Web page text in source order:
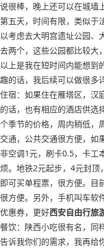
说很棒，晚上还可以在城墙
第五天，时间有限，类似于
以考虑去大明宫遗址公园、
去两个，这些公园都比较大
以上是我在短时间内能想到
趣的话，我后续可以做很多
住宿：如果住在雁塔区，汉
的话，也有相应的酒店供选
个季节的价格，周内稍低，
交通，公共交通很方便，如
非空调1元，刷卡0.5，卡工
烦。地铁2元起步，4元封顶
即可买单程票，很方便。目
很方便。另外，手机叫车软
优惠券，更好西安自由行旅
餐饮：陕西小吃很有名，同
告诉我你们的需求，我再给